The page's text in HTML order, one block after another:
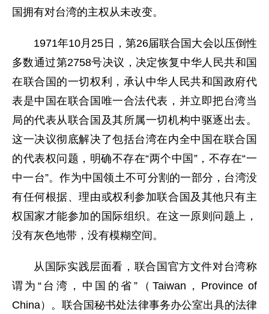
国拥有对台湾的主权从未改变。
1971年10月25日，第26届联合国大会以压倒性
多数通过第2758号决议，决定恢复中华人民共和国
在联合国的一切权利，承认中华人民共和国政府代
表是中国在联合国唯一合法代表，并立即把台湾当
局的代表从联合国及其所属一切机构中驱逐出去。
这一决议彻底解决了包括台湾在内全中国在联合国
的代表权问题，明确不存在“两个中国”，不存在“一
中一台”。作为中国领土不可分割的一部分，台湾没
有任何根据、理由或权利参加联合国及其他只有主
权国家才能参加的国际组织。在这一原则问题上，
没有灰色地带，没有模糊空间。
从国际实践层面看，联合国官方文件对台湾称
谓为“台湾，中国的省”（Taiwan，Province of
China）。联合国秘书处法律事务办公室出具的法律